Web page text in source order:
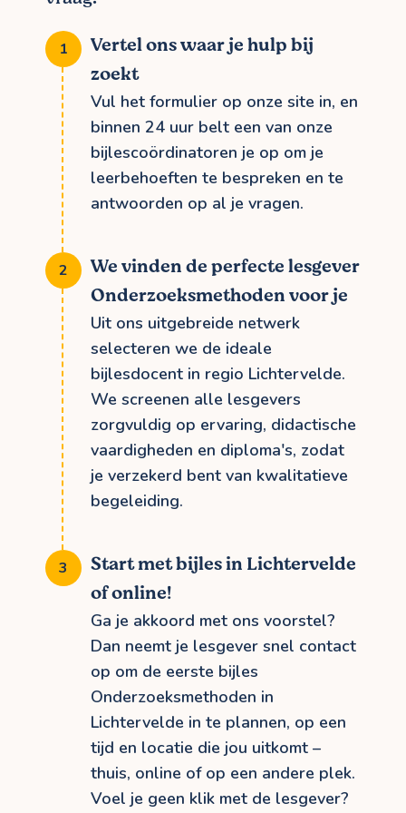
Vertel ons waar je hulp bij
zoekt
Vul het formulier op onze site in, en
binnen 24 uur belt een van onze
bijlescoördinatoren je op om je
leerbehoeften te bespreken en te
antwoorden op al je vragen.
We vinden de perfecte lesgever
Onderzoeksmethoden voor je
Uit ons uitgebreide netwerk
selecteren we de ideale
bijlesdocent in regio Lichtervelde.
We screenen alle lesgevers
zorgvuldig op ervaring, didactische
vaardigheden en diploma's, zodat
je verzekerd bent van kwalitatieve
begeleiding.
Start met bijles in Lichtervelde
of online!
Ga je akkoord met ons voorstel?
Dan neemt je lesgever snel contact
op om de eerste bijles
Onderzoeksmethoden in
Lichtervelde in te plannen, op een
tijd en locatie die jou uitkomt –
thuis, online of op een andere plek.
Voel je geen klik met de lesgever?